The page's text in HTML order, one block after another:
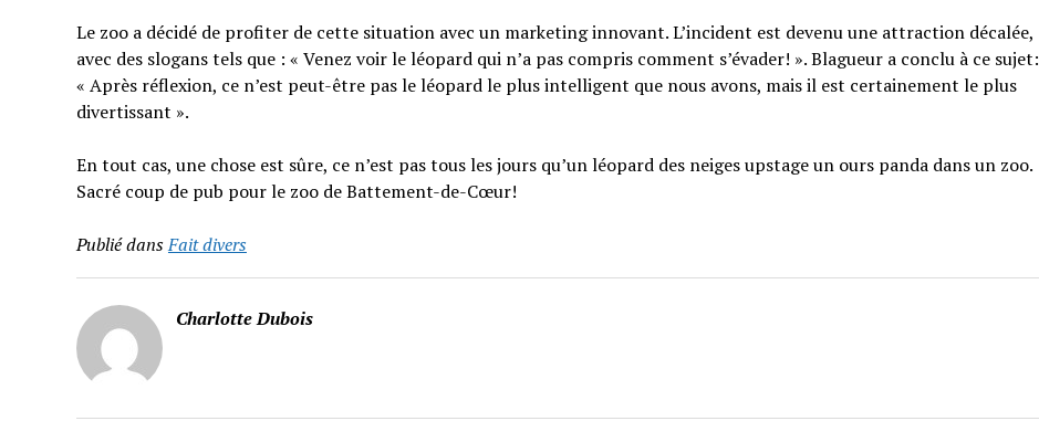
Le zoo a décidé de profiter de cette situation avec un marketing innovant. L’incident est devenu une attraction décalée,
avec des slogans tels que : « Venez voir le léopard qui n’a pas compris comment s’évader! ». Blagueur a conclu à ce sujet:
« Après réflexion, ce n’est peut-être pas le léopard le plus intelligent que nous avons, mais il est certainement le plus
divertissant ».
En tout cas, une chose est sûre, ce n’est pas tous les jours qu’un léopard des neiges upstage un ours panda dans un zoo.
Sacré coup de pub pour le zoo de Battement-de-Cœur!
Publié dansFait divers
Charlotte Dubois